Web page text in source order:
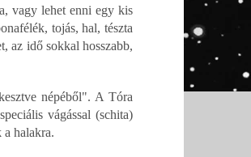
vagy lehet enni egy kis
tojás, hal, tészta
az idő sokkal hosszabb,
népéből". A Tóra
vágással (schita)
halakra.